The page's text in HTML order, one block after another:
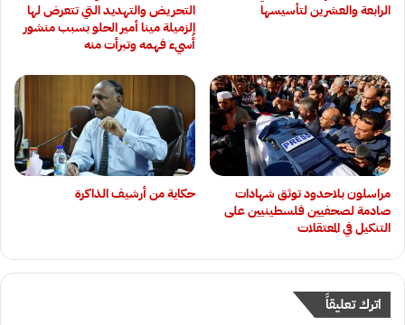
الرابعة والعشرين لتأسيسها
التحريض والتهديد التي تتعرض لها
الزميلة مينا أمير الحلو بسبب منشور
أُسيء فهمه وتبرأت منه
‏مراسلون بلاحدود توثق شهادات
صادمة لصحفيين فلسطينيين على
التنكيل في المعتقلات
حكاية من أرشيف الذاكرة
اترك تعليقاً